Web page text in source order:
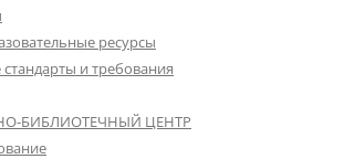
ресурсы
и требования
БИБЛИОТЕЧНЫЙ ЦЕНТР